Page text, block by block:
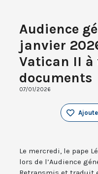
Audience
janvier
Vatican II à
documents
07/01/2026
Le mercredi, le pape
lors de l’Audience